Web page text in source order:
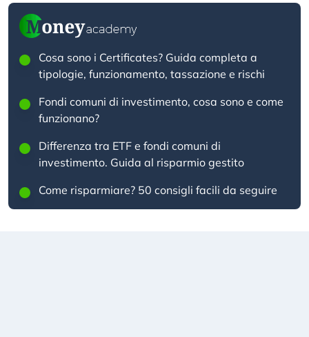
Cosa sono i Certificates? Guida completa a
tipologie, funzionamento, tassazione e rischi
Fondi comuni di investimento, cosa sono e come
funzionano?
Differenza tra ETF e fondi comuni di
investimento. Guida al risparmio gestito
Come risparmiare? 50 consigli facili da seguire